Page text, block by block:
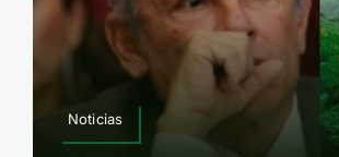
Noticias